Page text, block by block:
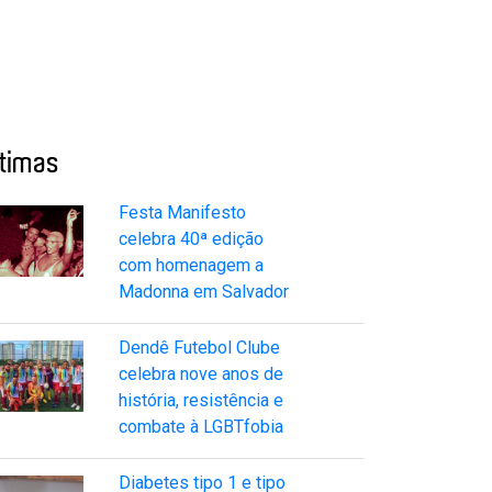
Festa Manifesto
celebra 40ª edição
com homenagem a
Madonna em Salvador
Dendê Futebol Clube
celebra nove anos de
história, resistência e
combate à LGBTfobia
Diabetes tipo 1 e tipo